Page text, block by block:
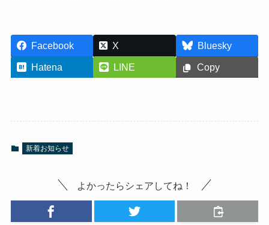
Facebook X
Bluesky
Hatena
LINE Copy
新着お知らせ
よかったらシェアしてね！